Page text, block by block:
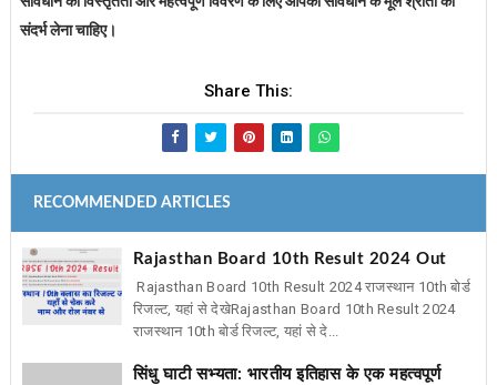
संदर्भ लेना चाहिए।
Share This:
RECOMMENDED ARTICLES
Rajasthan Board 10th Result 2024 Out
Rajasthan Board 10th Result 2024 राजस्थान 10th बोर्ड
रिजल्ट, यहां से देखेRajasthan Board 10th Result 2024
राजस्थान 10th बोर्ड रिजल्ट, यहां से दे...
सिंधु घाटी सभ्यता: भारतीय इतिहास के एक महत्वपूर्ण